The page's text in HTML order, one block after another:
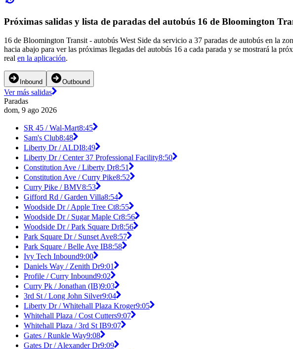
Próximas salidas y lista de paradas del autobús 16 de Bloomington
16 de Bloomington Transit - autobús West Side da servicio a 37 paradas de autobús en la
hacia abajo para ver las próximas llegadas del autobús 16 a cada parada y se mostrará la
real en la aplicación.
Inbound Outbound
Ver más salidas
Paradas
dom, 9 ago 2026
SR 45 / Wal-Mart8:45
Sam's Club8:48
Liberty Dr / ALDI8:49
Liberty Dr / Center 37 Professional Facility8:50
Constitution Ave / Liberty Dr8:51
Constitution Ave / Curry Pike8:52
Curry Pike / BMV8:53
Gifford Rd / Garden Villa8:54
Woodside Dr / Apple Tree Ct8:55
Woodside Dr / Sugar Maple Cr8:56
Woodside Dr / Park Square Dr8:56
Park Square Dr / Sunset Ave8:57
Park Square / Belle Ave IB8:58
Ivy Tech Inbound9:00
Daniels Way / Zenith Dr9:01
Profile / Curry Inbound9:02
Curry Pk / Jonathan (IB)9:03
3rd St / Long John Silver9:04
Liberty Dr / Whitehall Plaza Kroger9:05
Whitehall Plaza / Cost Cutters9:07
Whitehall Plaza / 3rd St IB9:07
Gates / Runkle Way9:08
Gates Dr / Alexander Dr9:09